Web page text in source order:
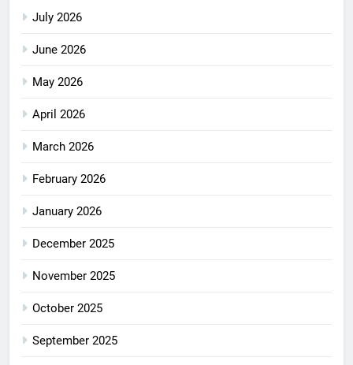
July 2026
June 2026
May 2026
April 2026
March 2026
February 2026
January 2026
December 2025
November 2025
October 2025
September 2025